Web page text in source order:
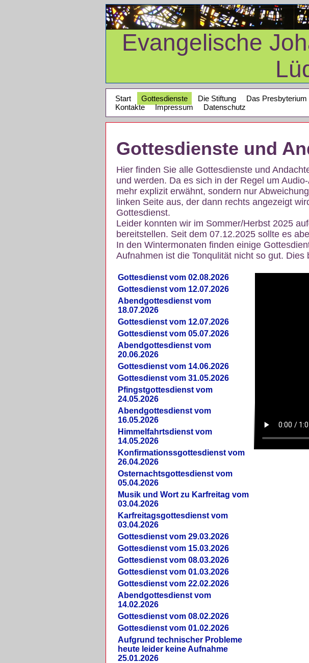
Evangelische
Start Gottesdienste Die Stiftung Das Presbyterium
Kontakte
Impressum Datenschutz
Gottesdienste und
Hier finden Sie alle Gottesdienste und
und werden. Da es sich in der Regel um
mehr explizit erwähnt, sondern nur
linken Seite aus, der dann rechts angezeigt
Gottesdienst.
Leider konnten wir im Sommer/Herbst 2025
bereitstellen. Seit dem 07.12.2025 sollte es
In den Wintermonaten finden einige
Aufnahmen ist die Tonqulität nicht so gut. Dies
Gottesdienst vom 02.08.2026
Gottesdienst vom 12.07.2026
Abendgottesdienst vom
18.07.2026
Gottesdienst vom 12.07.2026
Gottesdienst vom 05.07.2026
Abendgottesdienst vom
20.06.2026
Gottesdienst vom 14.06.2026
Gottesdienst vom 31.05.2026
Pfingstgottesdienst vom
24.05.2026
Abendgottesdienst vom
16.05.2026
Himmelfahrtsdienst vom
14.05.2026
Konfirmationssgottesdienst vom
26.04.2026
Osternachtsgottesdienst vom
05.04.2026
Musik und Wort zu Karfreitag vom
03.04.2026
Karfreitagsgottesdienst vom
03.04.2026
Gottesdienst vom 29.03.2026
Gottesdienst vom 15.03.2026
Gottesdienst vom 08.03.2026
Gottesdienst vom 01.03.2026
Gottesdienst vom 22.02.2026
Abendgottesdienst vom
14.02.2026
Gottesdienst vom 08.02.2026
Gottesdienst vom 01.02.2026
Aufgrund technischer Probleme
heute leider keine Aufnahme
25.01.2026